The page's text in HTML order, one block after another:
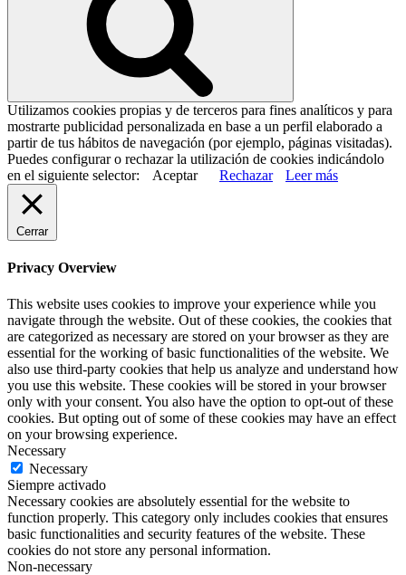
Utilizamos cookies propias y de terceros para fines analíticos y para
mostrarte publicidad personalizada en base a un perfil elaborado a
partir de tus hábitos de navegación (por ejemplo, páginas visitadas).
Puedes configurar o rechazar la utilización de cookies indicándolo
en el siguiente selector:
Aceptar Rechazar Leer más
Cerrar
Privacy Overview
This website uses cookies to improve your experience while you
navigate through the website. Out of these cookies, the cookies that
are categorized as necessary are stored on your browser as they are
essential for the working of basic functionalities of the website. We
also use third-party cookies that help us analyze and understand how
you use this website. These cookies will be stored in your browser
only with your consent. You also have the option to opt-out of these
cookies. But opting out of some of these cookies may have an effect
on your browsing experience.
Necessary
Necessary
Siempre activado
Necessary cookies are absolutely essential for the website to
function properly. This category only includes cookies that ensures
basic functionalities and security features of the website. These
cookies do not store any personal information.
Non-necessary